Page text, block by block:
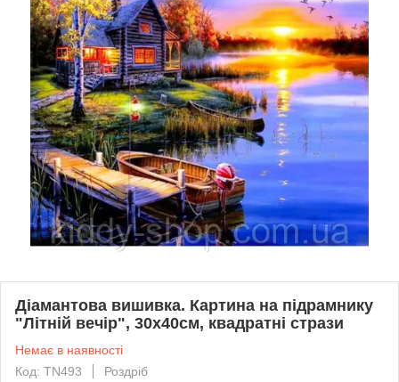
Діамантова вишивка. Картина на підрамнику
"Літній вечір", 30х40см, квадратні стрази
Немає в наявності
Код: TN493
Роздріб